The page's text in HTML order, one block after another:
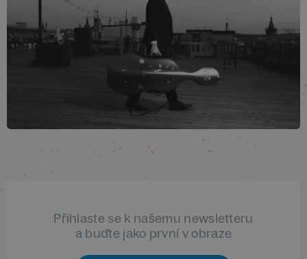
Přihlaste se k našemu newsletteru
a buďte jako první v obraze